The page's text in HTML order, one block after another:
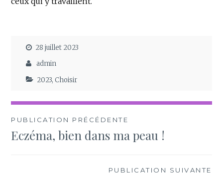
28 juillet 2023
admin
2023,Choisir
Navigation
de
PUBLICATION PRÉCÉDENTE
Eczéma, bien dans ma peau !
PUBLICATION SUIVANTE